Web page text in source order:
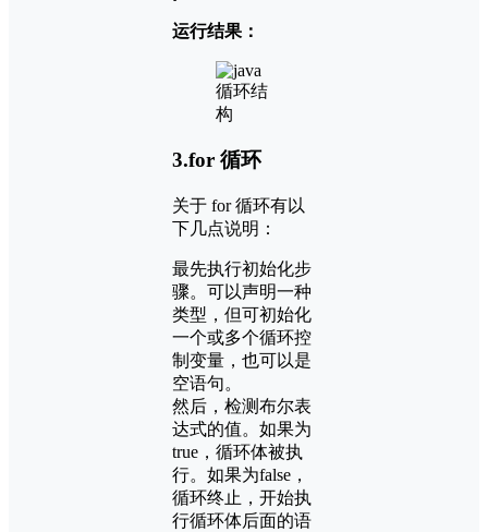
运行结果：
3.for 循环
关于 for 循环有以
下几点说明：
最先执行初始化步
骤。可以声明一种
类型，但可初始化
一个或多个循环控
制变量，也可以是
空语句。
然后，检测布尔表
达式的值。如果为
true，循环体被执
行。如果为false，
循环终止，开始执
行循环体后面的语